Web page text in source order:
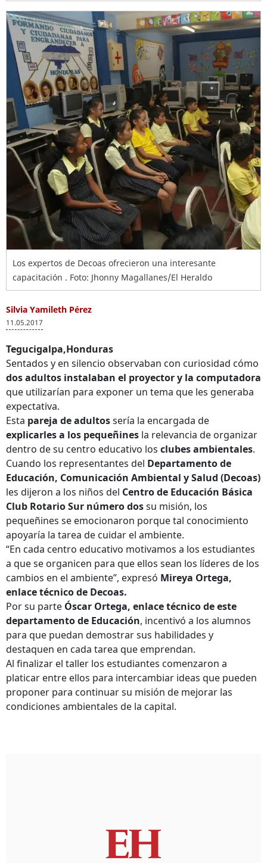
Los expertos de Decoas ofrecieron una interesante
capacitación . Foto: Jhonny Magallanes/El Heraldo
Silvia Yamileth Pérez
11.05.2017
Tegucigalpa,Honduras
Sentados y en silencio observaban con curiosidad cómo
dos adultos instalaban el proyector y la computadora
que utilizarían para exponer un tema que les generaba
expectativa.
Esta pareja de adultossería la encargada de
explicarles a los pequeñines la relevancia de organizar
dentro de su centro educativo los clubes ambientales.
Cuando los representantes del Departamento de
Educación, Comunicación Ambiental y Salud (Decoas)
les dijeron a los niños del Centro de Educación Básica
Club Rotario Sur número dossu misión, los
pequeñines se emocionaron porque tal conocimiento
apoyaría la tarea de cuidar el ambiente.
“En cada centro educativo motivamos a los estudiantes
a que se organicen para que ellos sean los líderes de los
cambios en el ambiente”, expresó Mireya Ortega,
enlace técnico de Decoas.
Por su parte Óscar Ortega, enlace técnico de este
departamento de Educación, incentivó a los alumnos
para que puedan demostrar sus habilidades y
destaquen en cada tarea que emprendan.
Al finalizar el taller los estudiantes comenzaron a
platicar entre ellos para intercambiar ideas que pueden
proponer para continuar su misión de mejorar las
condiciones ambientales de la capital.